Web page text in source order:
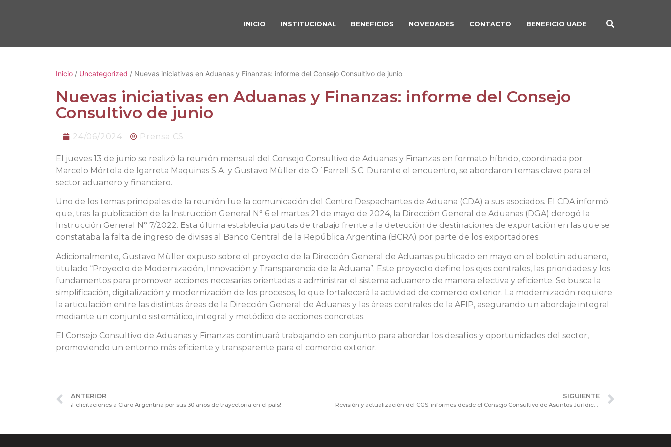
INICIO INSTITUCIONAL BENEFICIOS NOVEDADES CONTACTO BENEFICIO UADE
Inicio / Uncategorized / Nuevas iniciativas en Aduanas y Finanzas: informe del Consejo Consultivo de junio
Nuevas iniciativas en Aduanas y Finanzas: informe del Consejo
Consultivo de junio
24/06/2024 Prensa CS
El jueves 13 de junio se realizó la reunión mensual del Consejo Consultivo de Aduanas y Finanzas en formato híbrido, coordinada por
Marcelo Mórtola de Igarreta Maquinas S.A. y Gustavo Müller de O´Farrell S.C. Durante el encuentro, se abordaron temas clave para el
sector aduanero y financiero.
Uno de los temas principales de la reunión fue la comunicación del Centro Despachantes de Aduana (CDA) a sus asociados. El CDA informó
que, tras la publicación de la Instrucción General N° 6 el martes 21 de mayo de 2024, la Dirección General de Aduanas (DGA) derogó la
Instrucción General N° 7/2022. Esta última establecía pautas de trabajo frente a la detección de destinaciones de exportación en las que se
constataba la falta de ingreso de divisas al Banco Central de la República Argentina (BCRA) por parte de los exportadores.
Adicionalmente, Gustavo Müller expuso sobre el proyecto de la Dirección General de Aduanas publicado en mayo en el boletín aduanero,
titulado “Proyecto de Modernización, Innovación y Transparencia de la Aduana”. Este proyecto define los ejes centrales, las prioridades y los
fundamentos para promover acciones necesarias orientadas a administrar el sistema aduanero de manera efectiva y eficiente. Se busca la
simplificación, digitalización y modernización de los procesos, lo que fortalecerá la actividad de comercio exterior. La modernización requiere
la articulación entre las distintas áreas de la Dirección General de Aduanas y las áreas centrales de la AFIP, asegurando un abordaje integral
mediante un conjunto sistemático, integral y metódico de acciones concretas.
El Consejo Consultivo de Aduanas y Finanzas continuará trabajando en conjunto para abordar los desafíos y oportunidades del sector,
promoviendo un entorno más eficiente y transparente para el comercio exterior.
ANTERIOR
¡Felicitaciones a Claro Argentina por sus 30 años de trayectoria en el país!
SIGUIENTE